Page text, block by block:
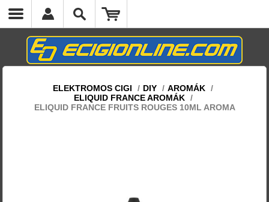
ELEKTROMOS CIGI / DIY / AROMÁK /
ELIQUID FRANCE AROMÁK /
ELIQUID FRANCE FRUITS ROUGES 10ML AROMA